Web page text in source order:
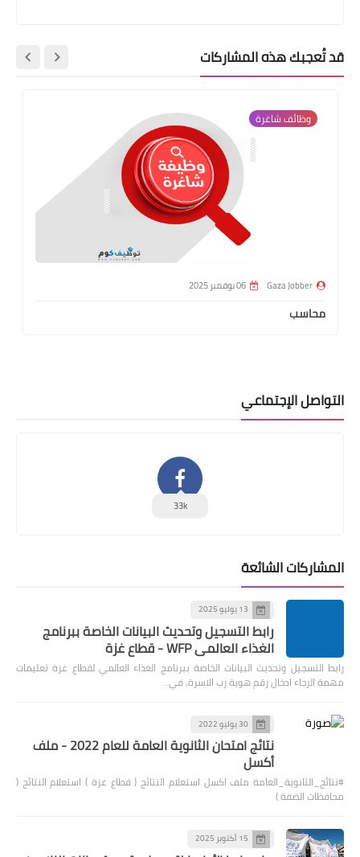
هذه المشاركات
وظائف شاغرة
Gaza Jobber 06 نوفمبر 2025
الإجتماعي
الشائعة
رابط التسجيل وتحديث البيانات الخاصة ببرنامج
الغذاء العالمي WFP - قطاع غزة
وتحديث البيانات الخاصة ببرنامج الغذاء العالمي لقطاع غزة تعليمات
ادخال رقم هوية رب الاسرة، في…
نتائج امتحان الثانوية العامة للعام 2022 - ملف
ملف اكسل استعلام النتائج ( قطاع غزة ) استعلام النتائج (
الضفة )
15 أكتوبر 2025